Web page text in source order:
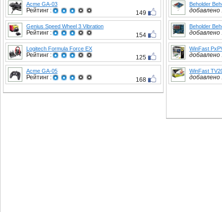
Acme GA-03
Рейтинг : 149
Genius Speed Wheel 3 Vibration
Рейтинг : 154
Logitech Formula Force EX
Рейтинг : 125
Acme GA-05
Рейтинг : 168
Beholder
добавлено
Beholder
добавлено
WinFast
добавлено
WinFast
добавлено